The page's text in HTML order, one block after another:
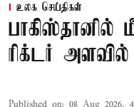
உலக செய்திகள்
பாகிஸ்தானில்
ரிக்டர்
Published on: 08 Aug 2026,